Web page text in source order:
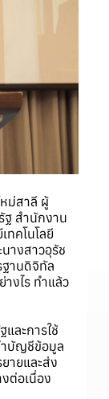
หม่สาลี ผู้
ฐ สำนักงาน
คโนโลยี
างสาวอุรัช
านดิจิทัล
งไร ทำแล้ว
ละการใช้
ำบัญชีข้อมูล
ายและส่ง
ต่อเนื่อง